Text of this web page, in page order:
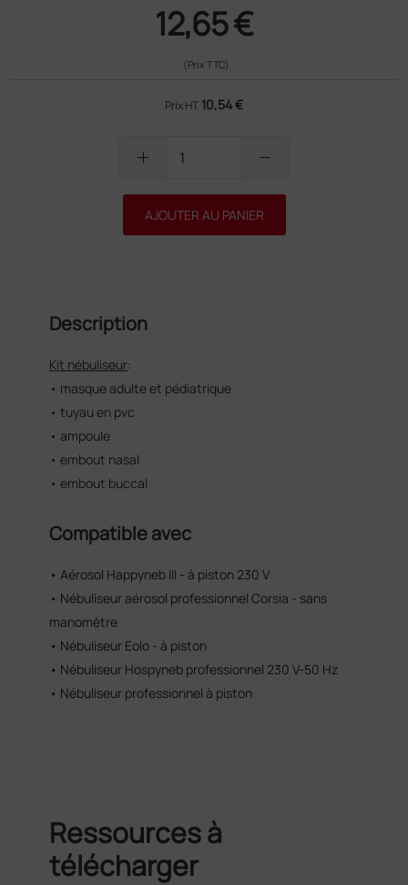
12,65 €
(Prix TTC)
Prix HT 10,54 €
add remove
AJOUTER AU PANIER
Description
Kit nébuliseur:
• masque adulte et pédiatrique
• tuyau en pvc
• ampoule
• embout nasal
• embout buccal
Compatible avec
• Aérosol Happyneb III - à piston 230 V
• Nébuliseur aérosol professionnel Corsia - sans
manomètre
• Nébuliseur Eolo - à piston
• Nébuliseur Hospyneb professionnel 230 V-50 Hz
• Nébuliseur professionnel à piston
Ressources à
télécharger